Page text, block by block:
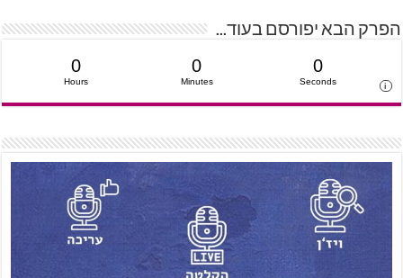
הפרק הבא יפורסם בעוד...
0
Hours
0
Minutes
0
Seconds i